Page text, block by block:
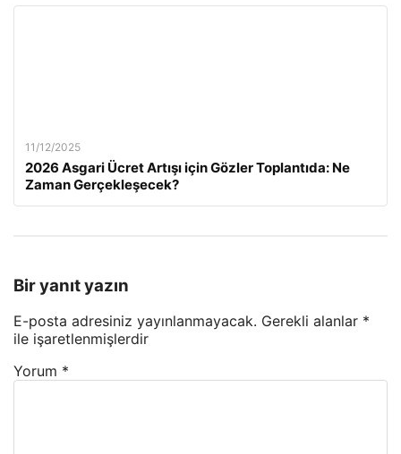
11/12/2025
2026 Asgari Ücret Artışı için Gözler Toplantıda: Ne
Zaman Gerçekleşecek?
Bir yanıt yazın
E-posta adresiniz yayınlanmayacak. Gerekli alanlar *
ile işaretlenmişlerdir
Yorum *